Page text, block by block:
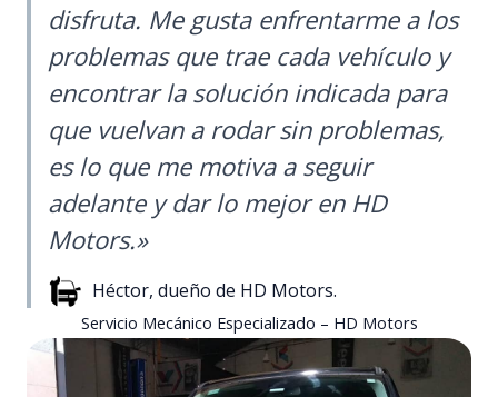
disfruta. Me gusta enfrentarme a los
problemas que trae cada vehículo y
encontrar la solución indicada para
que vuelvan a rodar sin problemas,
es lo que me motiva a seguir
adelante y dar lo mejor en HD
Motors.»
Héctor, dueño de HD Motors.
Servicio Mecánico Especializado – HD Motors